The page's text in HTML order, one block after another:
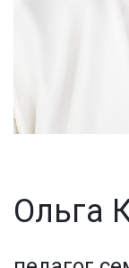
Ольга